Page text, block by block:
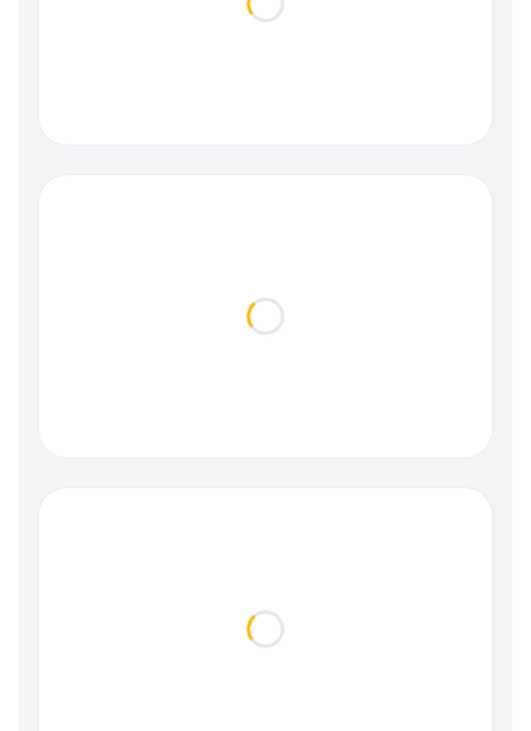
Loading...
Loading...
Loading...